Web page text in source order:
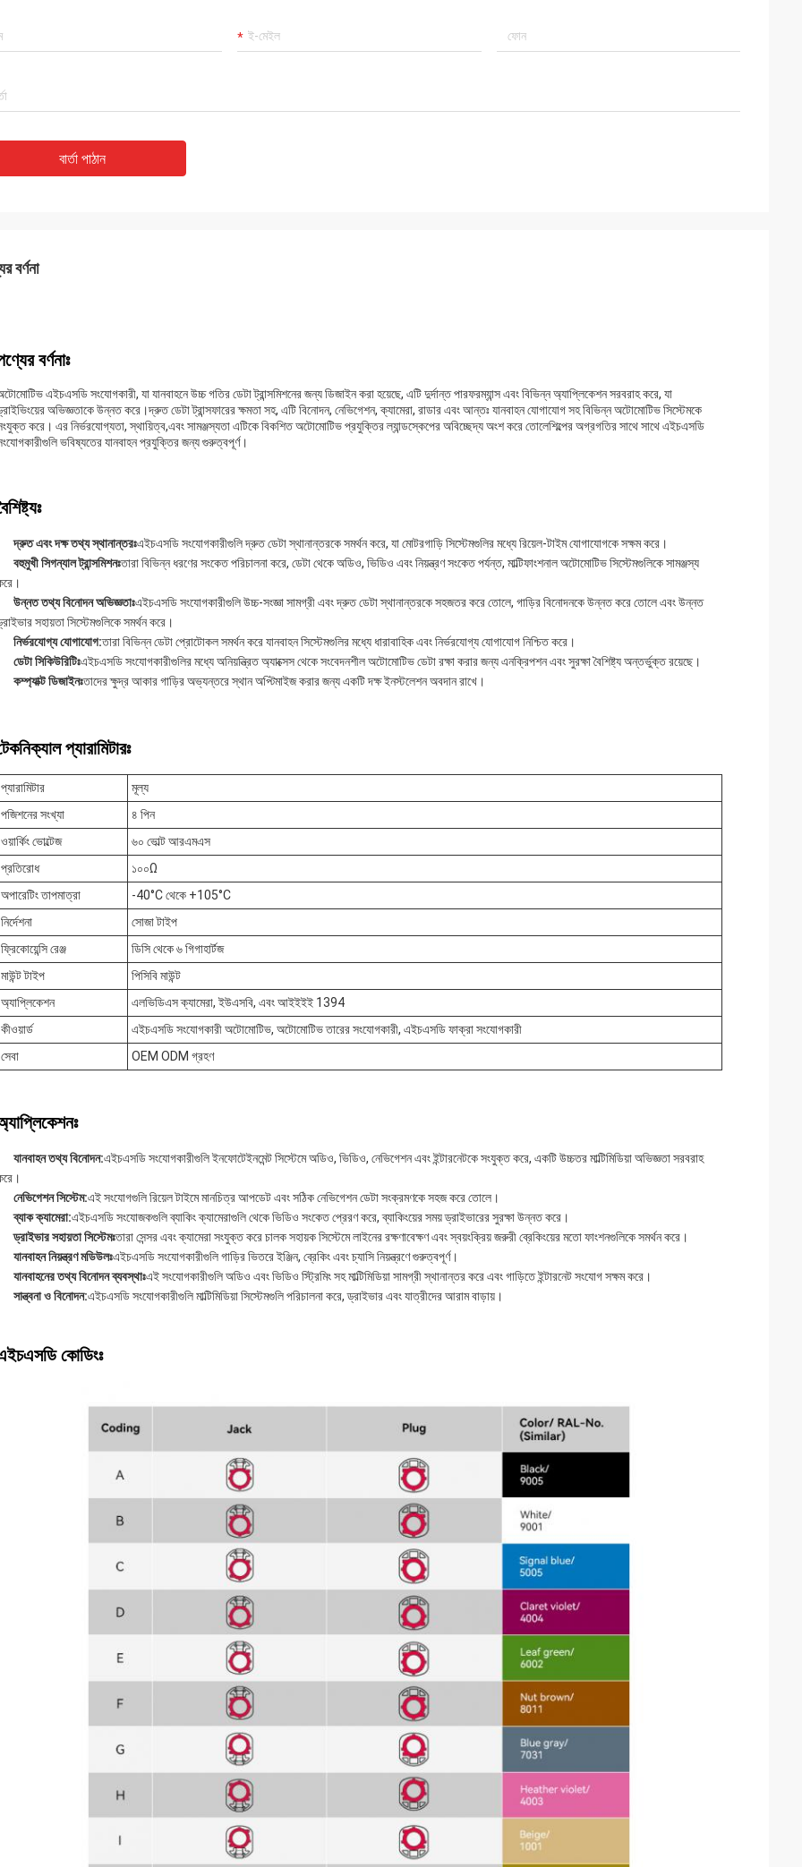
বার্তা পাঠান
বর্ণনা
বর্ণনাঃ
এইচএসডি সংযোগকারী, যা যানবাহনে উচ্চ গতির ডেটা ট্রান্সমিশনের জন্য ডিজাইন করা হয়েছে, এটি দুর্দান্ত পারফরম্যান্স এবং বিভিন্ন অ্যাপ্লিকেশন সরবরাহ করে, যা
অভিজ্ঞতাকে উন্নত করে।দ্রুত ডেটা ট্রান্সফারের ক্ষমতা সহ, এটি বিনোদন, নেভিগেশন, ক্যামেরা, রাডার এবং আন্তঃ যানবাহন যোগাযোগ সহ বিভিন্ন অটোমোটিভ সিস্টেমকে
করে। এর নির্ভরযোগ্যতা, স্থায়িত্ব,এবং সামঞ্জস্যতা এটিকে বিকশিত অটোমোটিভ প্রযুক্তির ল্যান্ডস্কেপের অবিচ্ছেদ্য অংশ করে তোলেশিল্পের অগ্রগতির সাথে সাথে এইচএসডি
ভবিষ্যতের যানবাহন প্রযুক্তির জন্য গুরুত্বপূর্ণ।
দ্রুত এবং দক্ষ তথ্য স্থানান্তরঃএইচএসডি সংযোগকারীগুলি দ্রুত ডেটা স্থানান্তরকে সমর্থন করে, যা মোটরগাড়ি সিস্টেমগুলির মধ্যে রিয়েল-টাইম যোগাযোগকে সক্ষম করে।
বহুমুখী সিগন্যাল ট্রান্সমিশনঃতারা বিভিন্ন ধরণের সংকেত পরিচালনা করে, ডেটা থেকে অডিও, ভিডিও এবং নিয়ন্ত্রণ সংকেত পর্যন্ত, মাল্টিফাংশনাল অটোমোটিভ সিস্টেমগুলিকে সামঞ্জস্য
উন্নত তথ্য বিনোদন অভিজ্ঞতাঃএইচএসডি সংযোগকারীগুলি উচ্চ-সংজ্ঞা সামগ্রী এবং দ্রুত ডেটা স্থানান্তরকে সহজতর করে তোলে, গাড়ির বিনোদনকে উন্নত করে তোলে এবং উন্নত
সহায়তা সিস্টেমগুলিকে সমর্থন করে।
নির্ভরযোগ্য যোগাযোগ:তারা বিভিন্ন ডেটা প্রোটোকল সমর্থন করে যানবাহন সিস্টেমগুলির মধ্যে ধারাবাহিক এবং নির্ভরযোগ্য যোগাযোগ নিশ্চিত করে।
ডেটা সিকিউরিটিঃএইচএসডি সংযোগকারীগুলির মধ্যে অনিয়ন্ত্রিত অ্যাক্সেস থেকে সংবেদনশীল অটোমোটিভ ডেটা রক্ষা করার জন্য এনক্রিপশন এবং সুরক্ষা বৈশিষ্ট্য অন্তর্ভুক্ত রয়েছে।
কম্প্যাক্ট ডিজাইনঃতাদের ক্ষুদ্র আকার গাড়ির অভ্যন্তরে স্থান অপ্টিমাইজ করার জন্য একটি দক্ষ ইনস্টলেশন অবদান রাখে।
প্যারামিটারঃ
প্যারামিটার
মূল্য
পজিশনের সংখ্যা
৪ পিন
ওয়ার্কিং ভোল্টেজ
৬০ ভোল্ট আরএমএস
প্রতিরোধ
১০০Ω
অপারেটিং তাপমাত্রা
-40°C থেকে +105°C
নির্দেশনা
সোজা টাইপ
ফ্রিকোয়েন্সি রেঞ্জ
ডিসি থেকে ৬ গিগাহার্টজ
মাউন্ট টাইপ
পিসিবি মাউন্ট
অ্যাপ্লিকেশন
এলভিডিএস ক্যামেরা, ইউএসবি, এবং আইইইই 1394
কীওয়ার্ড
এইচএসডি সংযোগকারী অটোমোটিভ, অটোমোটিভ তারের সংযোগকারী, এইচএসডি ফাক্রা সংযোগকারী
সেবা
OEM ODM গ্রহণ
যানবাহন তথ্য বিনোদন:এইচএসডি সংযোগকারীগুলি ইনফোটেইনমেন্ট সিস্টেমে অডিও, ভিডিও, নেভিগেশন এবং ইন্টারনেটকে সংযুক্ত করে, একটি উচ্চতর মাল্টিমিডিয়া অভিজ্ঞতা সরবরাহ
নেভিগেশন সিস্টেম:এই সংযোগগুলি রিয়েল টাইমে মানচিত্র আপডেট এবং সঠিক নেভিগেশন ডেটা সংক্রমণকে সহজ করে তোলে।
ব্যাক ক্যামেরা:এইচএসডি সংযোজকগুলি ব্যাকিং ক্যামেরাগুলি থেকে ভিডিও সংকেত প্রেরণ করে, ব্যাকিংয়ের সময় ড্রাইভারের সুরক্ষা উন্নত করে।
ড্রাইভার সহায়তা সিস্টেমঃতারা সেন্সর এবং ক্যামেরা সংযুক্ত করে চালক সহায়ক সিস্টেমে লাইনের রক্ষণাবেক্ষণ এবং স্বয়ংক্রিয় জরুরী ব্রেকিংয়ের মতো ফাংশনগুলিকে সমর্থন করে।
যানবাহন নিয়ন্ত্রণ মডিউলঃএইচএসডি সংযোগকারীগুলি গাড়ির ভিতরে ইঞ্জিন, ব্রেকিং এবং চ্যাসি নিয়ন্ত্রণে গুরুত্বপূর্ণ।
যানবাহনের তথ্য বিনোদন ব্যবস্থাঃএই সংযোগকারীগুলি অডিও এবং ভিডিও স্ট্রিমিং সহ মাল্টিমিডিয়া সামগ্রী স্থানান্তর করে এবং গাড়িতে ইন্টারনেট সংযোগ সক্ষম করে।
সান্ত্বনা ও বিনোদন:এইচএসডি সংযোগকারীগুলি মাল্টিমিডিয়া সিস্টেমগুলি পরিচালনা করে, ড্রাইভার এবং যাত্রীদের আরাম বাড়ায়।
কোডিংঃ